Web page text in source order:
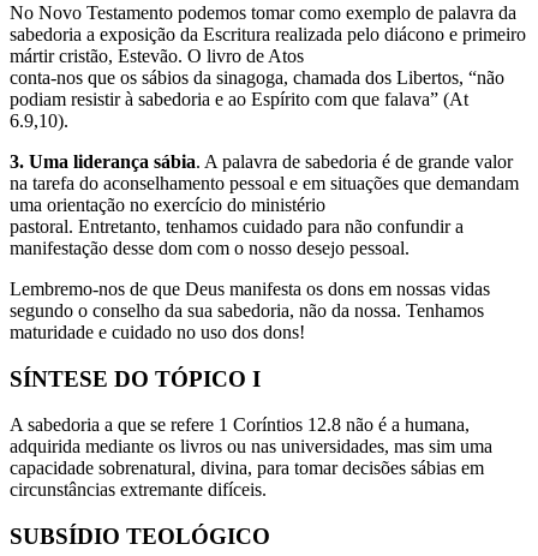
No Novo Testamento podemos tomar como exemplo de palavra da
sabedoria a exposição da Escritura realizada pelo diácono e primeiro
mártir cristão, Estevão. O livro de Atos
conta-nos que os sábios da sinagoga, chamada dos Libertos, “não
podiam resistir à sabedoria e ao Espírito com que falava” (At
6.9,10).
3. Uma liderança sábia. A palavra de sabedoria é de grande valor
na tarefa do aconselhamento pessoal e em situações que demandam
uma orientação no exercício do ministério
pastoral. Entretanto, tenhamos cuidado para não confundir a
manifestação desse dom com o nosso desejo pessoal.
Lembremo-nos de que Deus manifesta os dons em nossas vidas
segundo o conselho da sua sabedoria, não da nossa. Tenhamos
maturidade e cuidado no uso dos dons!
SÍNTESE DO TÓPICO I
A sabedoria a que se refere 1 Coríntios 12.8 não é a humana,
adquirida mediante os livros ou nas universidades, mas sim uma
capacidade sobrenatural, divina, para tomar decisões sábias em
circunstâncias extremante difíceis.
SUBSÍDIO TEOLÓGICO